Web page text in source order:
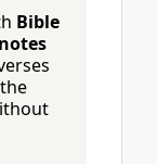
Bible